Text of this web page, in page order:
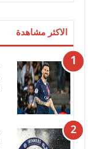
الاكثر مشاهدة